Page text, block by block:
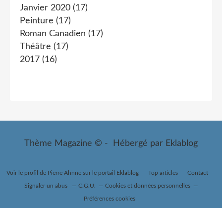
Janvier 2020 (17)
Peinture (17)
Roman Canadien (17)
Théâtre (17)
2017 (16)
Thème Magazine © - Hébergé par Eklablog
Voir le profil de Pierre Ahnnesur le portail Eklablog Top articles Contact
Signaler un abus C.G.U. Cookies et données personnelles
Préférences cookies